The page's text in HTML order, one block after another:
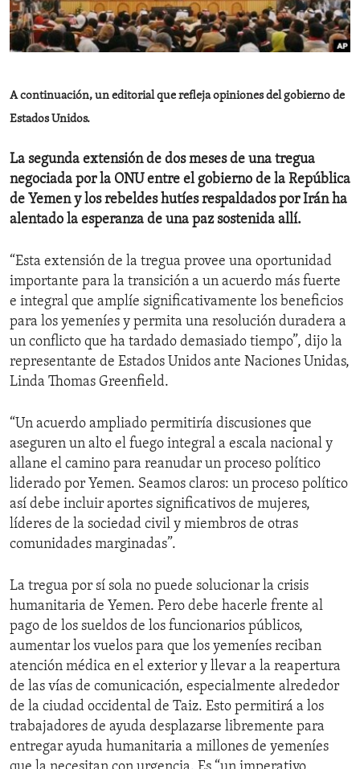
ENVIRONMENT AND HEALTH
IDEALS AND INSTITUTIONS
A continuación, un editorial que refleja opiniones del gobierno de
Estados Unidos.
La segunda extensión de dos meses de una tregua
negociada por la ONU entre el gobierno de la República
de Yemen y los rebeldes hutíes respaldados por Irán ha
alentado la esperanza de una paz sostenida allí.
“Esta extensión de la tregua provee una oportunidad
importante para la transición a un acuerdo más fuerte
e integral que amplíe significativamente los beneficios
para los yemeníes y permita una resolución duradera a
un conflicto que ha tardado demasiado tiempo”, dijo la
representante de Estados Unidos ante Naciones Unidas,
Linda Thomas Greenfield.
“Un acuerdo ampliado permitiría discusiones que
aseguren un alto el fuego integral a escala nacional y
allane el camino para reanudar un proceso político
liderado por Yemen. Seamos claros: un proceso político
así debe incluir aportes significativos de mujeres,
líderes de la sociedad civil y miembros de otras
comunidades marginadas”.
La tregua por sí sola no puede solucionar la crisis
humanitaria de Yemen. Pero debe hacerle frente al
pago de los sueldos de los funcionarios públicos,
aumentar los vuelos para que los yemeníes reciban
atención médica en el exterior y llevar a la reapertura
de las vías de comunicación, especialmente alrededor
de la ciudad occidental de Taiz. Esto permitirá a los
trabajadores de ayuda desplazarse libremente para
entregar ayuda humanitaria a millones de yemeníes